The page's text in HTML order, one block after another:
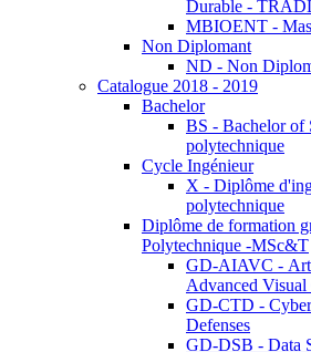
Durable -
MBIOENT -
Non Diplomant
ND - Non
Catalogue 2018 - 2019
Bachelor
BS - Bachelor of
polytechnique
Cycle Ingénieur
X - Diplôme
polytechnique
Diplôme de formation
Polytechnique -MSc&T
GD-AIAVC -
Advanced
GD-CTD -
Defenses
GD-DSB - Data